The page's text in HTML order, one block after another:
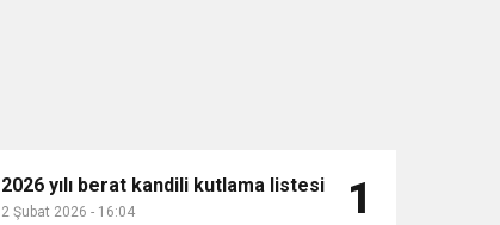
2026 yılı berat kandili kutlama listesi
2 Şubat 2026 - 16:04 1